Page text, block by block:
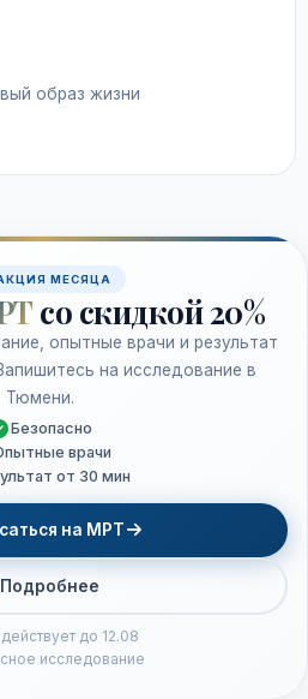
образ жизни
МЕСЯЦА
со скидкой 20%
опытные врачи и результат
на исследование в
Тюмени.
Безопасно
врачи
от 30 мин
на МРТ
Подробнее
до 12.08
исследование